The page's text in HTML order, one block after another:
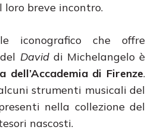
loro breve incontro.
iconografico che offre
Daviddi Michelangelo è
dell’Accademia di Firenze.
strumenti musicali del
nella collezione del
nascosti.